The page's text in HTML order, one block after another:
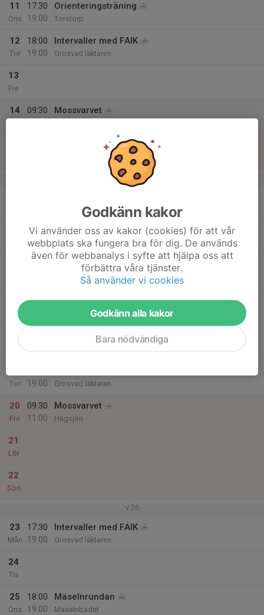
11
Ons
17:30
19:00
Orienteringsträning
Torstorp
12
Tor
18:00
19:00
Intervaller med FAIK
Grosvad läktaren
13
Fre
14
09:30
Mossvarvet
v.25
Grosvad läktaren
FSOK-Veteranerna
09:30
FSOK-Vet. Luftgevärsskytte Veteran
Igelfors Bruk
Mäselnrundan
Tor
19:00
Grosvad läktaren
20
Fre
09:30
11:00
Mossvarvet
Hagsjön
21
Lör
22
Sön
v.26
23
Mån
17:30
19:00
Intervaller med FAIK
Grosvad läktaren
24
Tis
25
Ons
18:00
19:00
Mäselnrundan
Mäselnbadet
Godkänn kakor
Vi använder oss av kakor (cookies) för att vår
webbplats ska fungera bra för dig. De används
även för webbanalys i syfte att hjälpa oss att
förbättra våra tjänster.
Så använder vi cookies
Godkänn alla kakor
Bara nödvändiga